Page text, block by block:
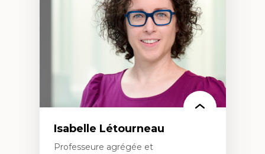
l'environnement bâti
Conception de projet en milieu existant
Analyse critique en architecture et
enseignement du design architectural et
Isabelle Létourneau
Professeure agrégée et